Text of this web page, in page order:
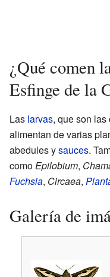
¿Qué comen
Esfinge de la
Las larvas, que son
alimentan de varias
abedules ysauces.
comoEpilobium,
Fuchsia, Circaea,
Galería de